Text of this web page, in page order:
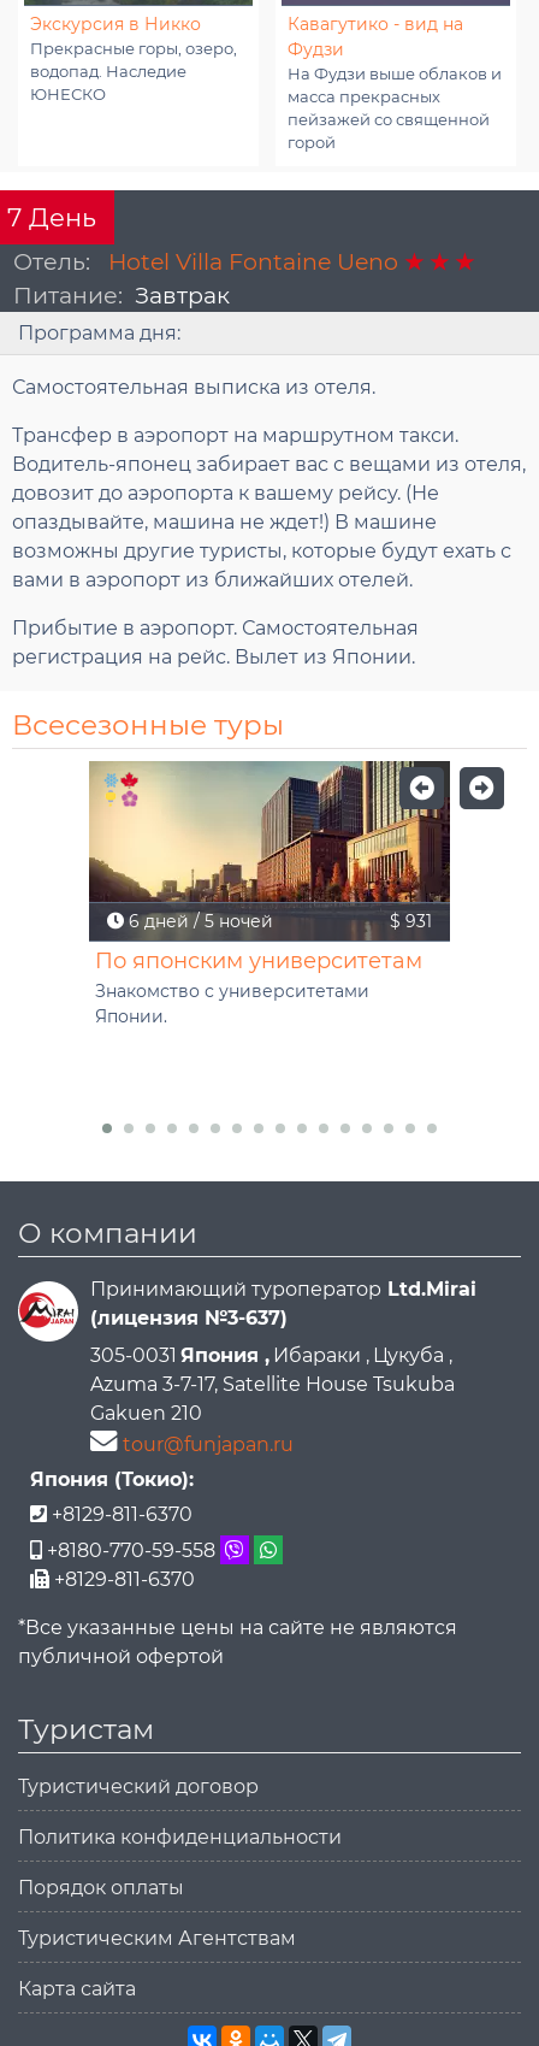
Экскурсия в Никко
Прекрасные горы, озеро,
водопад. Наследие
ЮНЕСКО
Кавагутико - вид на
Фудзи
На Фудзи выше облаков и
масса прекрасных
пейзажей со священной
горой
7 День
Отель:
Hotel Villa Fontaine Ueno
Питание: Завтрак
Программа дня:
Самостоятельная выписка из отеля.
Трансфер в аэропорт на маршрутном такси.
Водитель-японец забирает вас с вещами из отеля,
довозит до аэропорта к вашему рейсу. (Не
опаздывайте, машина не ждет!) В машине
возможны другие туристы, которые будут ехать с
вами в аэропорт из ближайших отелей.
Прибытие в аэропорт. Самостоятельная
регистрация на рейс. Вылет из Японии.
Всесезонные туры
6 дней / 5 ночей $ 931
По японским университетам
Знакомство с университетами
Японии.
О компании
Принимающий туроператор Ltd.Mirai
(лицензия №3-637)
305-0031 Япония , Ибараки , Цукуба ,
Azuma 3-7-17, Satellite House Tsukuba
Gakuen 210
tour@funjapan.ru
Япония (Токио):
+8129-811-6370
+8180-770-59-558
+8129-811-6370
*Все указанные цены на сайте не являются
публичной офертой
Туристам
Туристический договор
Политика конфиденциальности
Порядок оплаты
Туристическим Агентствам
Карта сайта